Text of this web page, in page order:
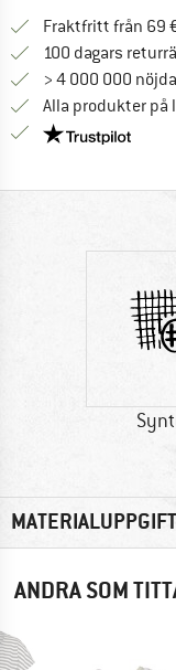
Fraktfritt från 69
100 dagars
> 4 000 000
Alla produkter på
Trust
ANDRA SOM